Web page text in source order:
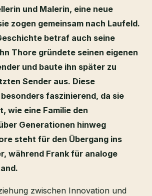
und Malerin, eine neue
zogen gemeinsam nach Laufeld.
betraf auch seine
Thore gründete seinen eigenen
und baute ihn später zu
Sender aus. Diese
faszinierend, da sie
wie eine Familie den
Generationen hinweg
steht für den Übergang ins
während Frank für analoge
zwischen Innovation und